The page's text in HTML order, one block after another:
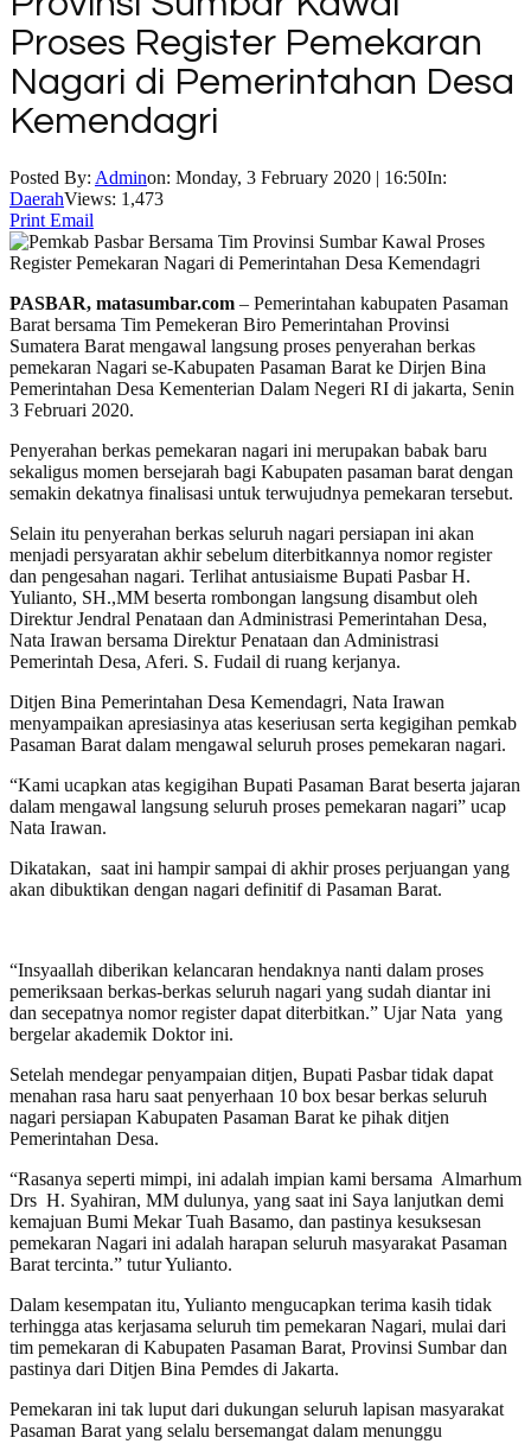
Proses Register Pemekaran
Nagari di Pemerintahan Desa
Kemendagri
Posted By: Adminon: Monday, 3 February 2020 | 16:50In:
DaerahViews: 1,473
Print Email
PASBAR, matasumbar.com – Pemerintahan kabupaten Pasaman
Barat bersama Tim Pemekeran Biro Pemerintahan Provinsi
Sumatera Barat mengawal langsung proses penyerahan berkas
pemekaran Nagari se-Kabupaten Pasaman Barat ke Dirjen Bina
Pemerintahan Desa Kementerian Dalam Negeri RI di jakarta, Senin
3 Februari 2020.
Penyerahan berkas pemekaran nagari ini merupakan babak baru
sekaligus momen bersejarah bagi Kabupaten pasaman barat dengan
semakin dekatnya finalisasi untuk terwujudnya pemekaran tersebut.
Selain itu penyerahan berkas seluruh nagari persiapan ini akan
menjadi persyaratan akhir sebelum diterbitkannya nomor register
dan pengesahan nagari. Terlihat antusiaisme Bupati Pasbar H.
Yulianto, SH.,MM beserta rombongan langsung disambut oleh
Direktur Jendral Penataan dan Administrasi Pemerintahan Desa,
Nata Irawan bersama Direktur Penataan dan Administrasi
Pemerintah Desa, Aferi. S. Fudail di ruang kerjanya.
Ditjen Bina Pemerintahan Desa Kemendagri, Nata Irawan
menyampaikan apresiasinya atas keseriusan serta kegigihan pemkab
Pasaman Barat dalam mengawal seluruh proses pemekaran nagari.
“Kami ucapkan atas kegigihan Bupati Pasaman Barat beserta jajaran
dalam mengawal langsung seluruh proses pemekaran nagari” ucap
Nata Irawan.
Dikatakan, saat ini hampir sampai di akhir proses perjuangan yang
akan dibuktikan dengan nagari definitif di Pasaman Barat.
“Insyaallah diberikan kelancaran hendaknya nanti dalam proses
pemeriksaan berkas-berkas seluruh nagari yang sudah diantar ini
dan secepatnya nomor register dapat diterbitkan.” Ujar Nata yang
bergelar akademik Doktor ini.
Setelah mendegar penyampaian ditjen, Bupati Pasbar tidak dapat
menahan rasa haru saat penyerhaan 10 box besar berkas seluruh
nagari persiapan Kabupaten Pasaman Barat ke pihak ditjen
Pemerintahan Desa.
“Rasanya seperti mimpi, ini adalah impian kami bersama Almarhum
Drs H. Syahiran, MM dulunya, yang saat ini Saya lanjutkan demi
kemajuan Bumi Mekar Tuah Basamo, dan pastinya kesuksesan
pemekaran Nagari ini adalah harapan seluruh masyarakat Pasaman
Barat tercinta.” tutur Yulianto.
Dalam kesempatan itu, Yulianto mengucapkan terima kasih tidak
terhingga atas kerjasama seluruh tim pemekaran Nagari, mulai dari
tim pemekaran di Kabupaten Pasaman Barat, Provinsi Sumbar dan
pastinya dari Ditjen Bina Pemdes di Jakarta.
Pemekaran ini tak luput dari dukungan seluruh lapisan masyarakat
Pasaman Barat yang selalu bersemangat dalam menunggu